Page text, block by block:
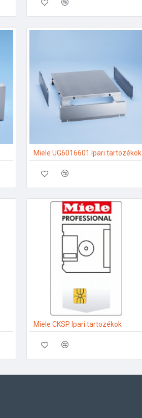
Miele UG6016601 Ipari tartozékok
Miele CKSP Ipari tartozékok